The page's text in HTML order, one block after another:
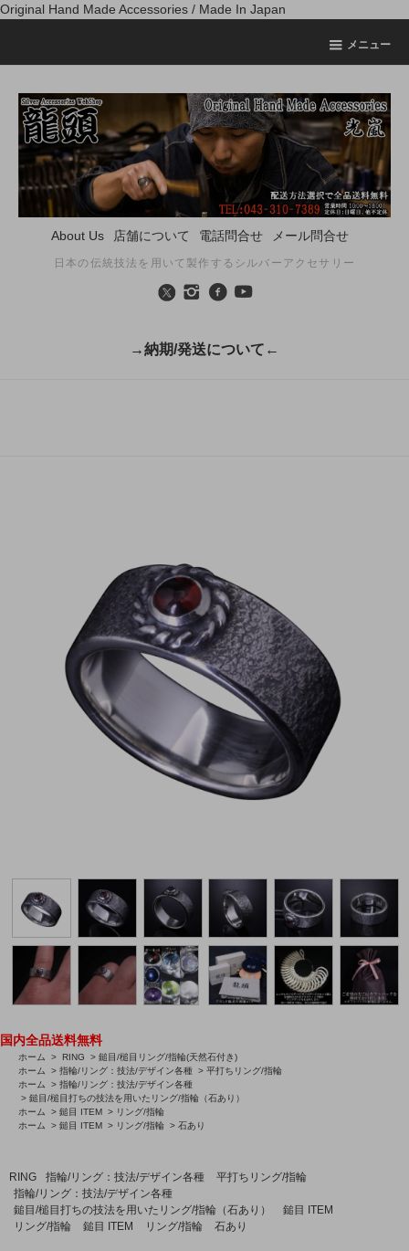
Original Hand Made Accessories / Made In Japan
メニュー
About Us 店舗について 電話問合せ メール問合せ
日本の伝統技法を用いて製作するシルバーアクセサリー
→納期/発送について←
国内全品送料無料
ホーム > RING > 鎚目/槌目リング/指輪(天然石付き)
ホーム
> 指輪/リング：技法/デザイン各種 > 平打ちリング/指輪
ホーム
> 指輪/リング：技法/デザイン各種
> 鎚目/槌目打ちの技法を用いたリング/指輪（石あり）
ホーム
> 鎚目 ITEM > リング/指輪
ホーム
> 鎚目 ITEM > リング/指輪 > 石あり
RING 指輪/リング：技法/デザイン各種
平打ちリング/指輪
指輪/リング：技法/デザイン各種
鎚目/槌目打ちの技法を用いたリング/指輪（石あり）
鎚目 ITEM
リング/指輪
鎚目 ITEM リング/指輪 石あり